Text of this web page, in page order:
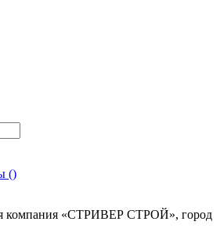
()
компания «СТРИВЕР СТРОЙ», город